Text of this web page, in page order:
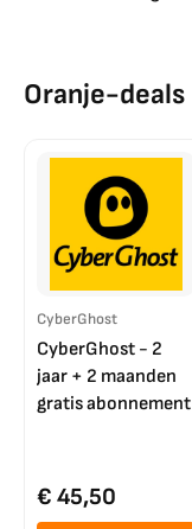
Oranje-deals
CyberGhost
CyberGhost - 2
jaar + 2 maanden
gratis abonnement
€ 45,50